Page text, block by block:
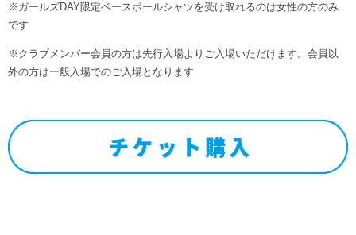
※ガールズDAY限定ベースボールシャツを受け取れるのは女性の方のみ
です
※クラブメンバー会員の方は先行入場よりご入場いただけます。会員以
外の方は一般入場でのご入場となります